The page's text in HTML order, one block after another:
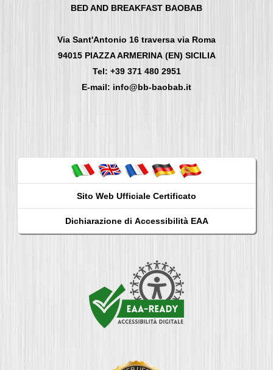
BED AND BREAKFAST BAOBAB
Via Sant'Antonio 16 traversa via Roma
94015 PIAZZA ARMERINA(EN) SICILIA
Tel: +39 371 480 2951
E-mail: info@bb-baobab.it
Sito Web Ufficiale Certificato
Dichiarazione di Accessibilità EAA